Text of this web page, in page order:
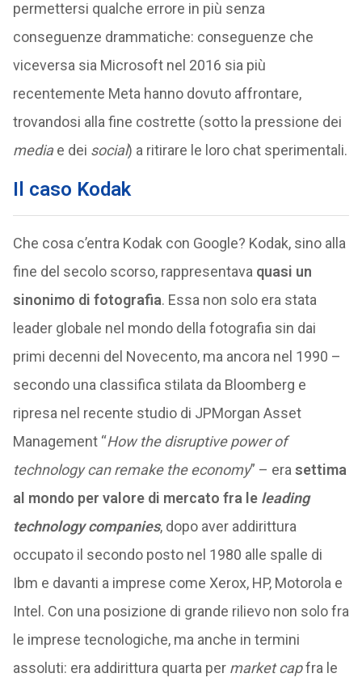
permettersi qualche errore in più senza
conseguenze drammatiche: conseguenze che
viceversa sia Microsoft nel 2016 sia più
recentemente Meta hanno dovuto affrontare,
trovandosi alla fine costrette (sotto la pressione dei
mediae dei social) a ritirare le loro chat sperimentali.
Il caso Kodak
Che cosa c’entra Kodak con Google? Kodak, sino alla
fine del secolo scorso, rappresentava quasi un
sinonimo di fotografia. Essa non solo era stata
leader globale nel mondo della fotografia sin dai
primi decenni del Novecento, ma ancora nel 1990 –
secondo una classifica stilata da Bloomberg e
ripresa nel recente studio di JPMorgan Asset
Management “How the disruptive power of
technology can remake the economy” – era settima
al mondo per valore di mercato fra le leading
technology companies, dopo aver addirittura
occupato il secondo posto nel 1980 alle spalle di
Ibm e davanti a imprese come Xerox, HP, Motorola e
Intel. Con una posizione di grande rilievo non solo fra
le imprese tecnologiche, ma anche in termini
assoluti: era addirittura quarta per market capfra le